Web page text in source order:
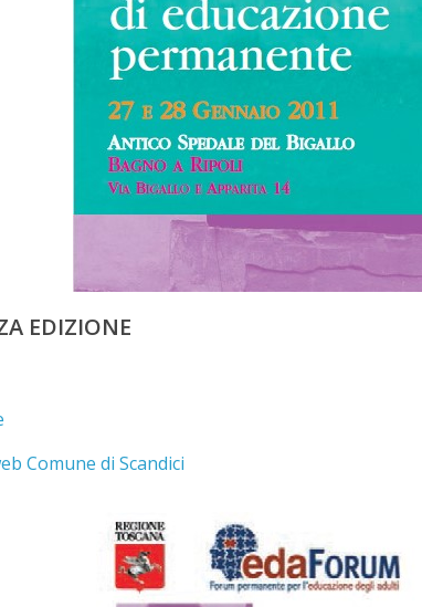
EDIZIONE
Comune di Scandici